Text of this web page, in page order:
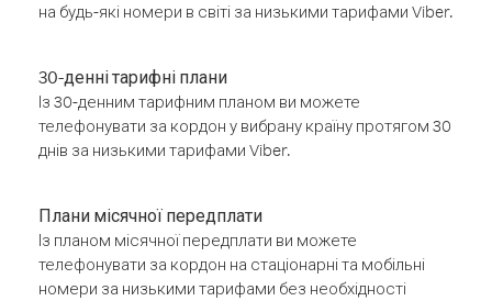
на будь-які номери в світі за низькими тарифами Viber.
30-денні тарифні плани
Із 30-денним тарифним планом ви можете
телефонувати за кордон у вибрану країну протягом 30
днів за низькими тарифами Viber.
Плани місячної передплати
Із планом місячної передплати ви можете
телефонувати за кордон на стаціонарні та мобільні
номери за низькими тарифами без необхідності